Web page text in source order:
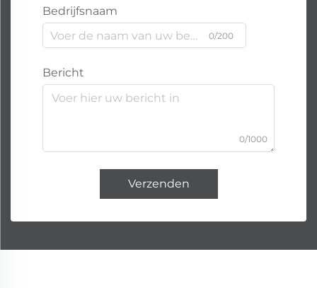
Bedrijfsnaam
0/200
Bericht
0/1000
Verzenden